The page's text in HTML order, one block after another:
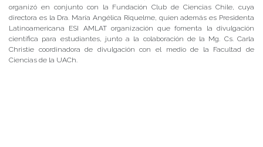
organizó en conjunto con la Fundación Club de Ciencias Chile, cuya
directora es la Dra. María Angélica Riquelme, quien además es Presidenta
Latinoamericana ESI AMLAT organización que fomenta la divulgación
científica para estudiantes, junto a la colaboración de la Mg. Cs. Carla
Christie coordinadora de divulgación con el medio de la Facultad de
Ciencias de la UACh.